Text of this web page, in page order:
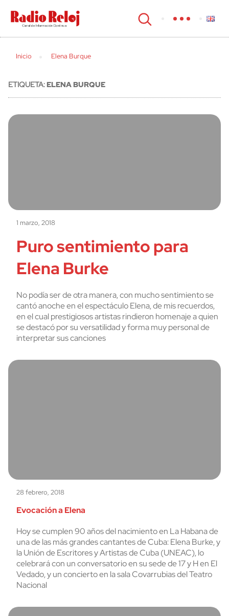
cerrar
Inicio Elena Burque
ETIQUETA:ELENA BURQUE
1 marzo, 2018
Puro sentimiento para
Elena Burke
No podía ser de otra manera, con mucho sentimiento se
cantó anoche en el espectáculo Elena, de mis recuerdos,
en el cual prestigiosos artistas rindieron homenaje a quien
se destacó por su versatilidad y forma muy personal de
interpretar sus canciones
28 febrero, 2018
Evocación a Elena
Hoy se cumplen 90 años del nacimiento en La Habana de
una de las más grandes cantantes de Cuba: Elena Burke, y
la Unión de Escritores y Artistas de Cuba (UNEAC), lo
celebrará con un conversatorio en su sede de 17 y H en El
Vedado, y un concierto en la sala Covarrubias del Teatro
Nacional